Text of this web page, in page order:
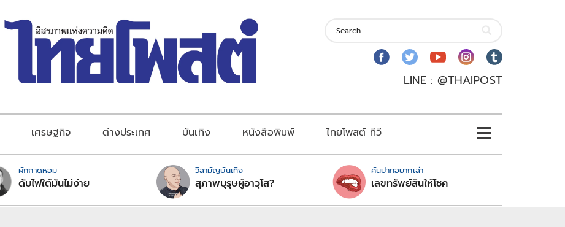
LINE : @THAIPOST
เศรษฐกิจ ต่างประเทศ บันเทิง หนังสือพิมพ์ ไทยโพสต์ ทีวี
ผักกาดหอม
ดับไฟใต้มันไม่ง่าย
วิสามัญบันเทิง
สุภาพบุรุษผู้อาวุโส?
คันปากอยากเล่า
เลขทรัพย์สินให้โชค